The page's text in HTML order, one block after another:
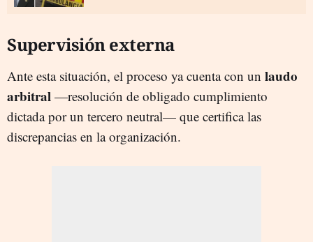
Supervisión externa
Ante esta situación, el proceso ya cuenta con un laudo
arbitral —resolución de obligado cumplimiento
dictada por un tercero neutral— que certifica las
discrepancias en la organización.